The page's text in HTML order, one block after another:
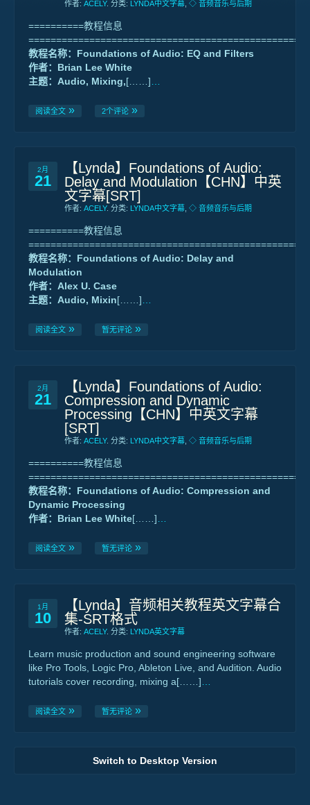
作者: ACELY. 分类: LYNDA中文字幕 ◇ 音频音乐与后期
==========教程信息
教程名称：Foundations of Audio: EQ and Filters
作者：Brian Lee White
主题：Audio, Mixing,[……]
阅读全文 2个评论
2月
21
【Lynda】Foundations of Audio:
Delay and Modulation【CHN】中英
文字幕[SRT]
作者: ACELY. 分类: LYNDA中文字幕 ◇ 音频音乐与后期
==========教程信息
教程名称：Foundations of Audio: Delay and
Modulation
作者：Alex U. Case
主题：Audio, Mixin[……]
阅读全文 暂无评论
2月
21
【Lynda】Foundations of Audio:
Compression and Dynamic
Processing【CHN】中英文字幕
[SRT]
作者: ACELY. 分类: LYNDA中文字幕 ◇ 音频音乐与后期
==========教程信息
教程名称：Foundations of Audio: Compression and
Dynamic Processing
作者：Brian Lee White[……]
阅读全文 暂无评论
1月
10
【Lynda】音频相关教程英文字幕合
集-SRT格式
作者: ACELY. 分类: LYNDA英文字幕
Learn music production and sound engineering software
like Pro Tools, Logic Pro, Ableton Live, and Audition. Audio
tutorials cover recording, mixing a[……]
阅读全文 暂无评论
Switch to Desktop Version